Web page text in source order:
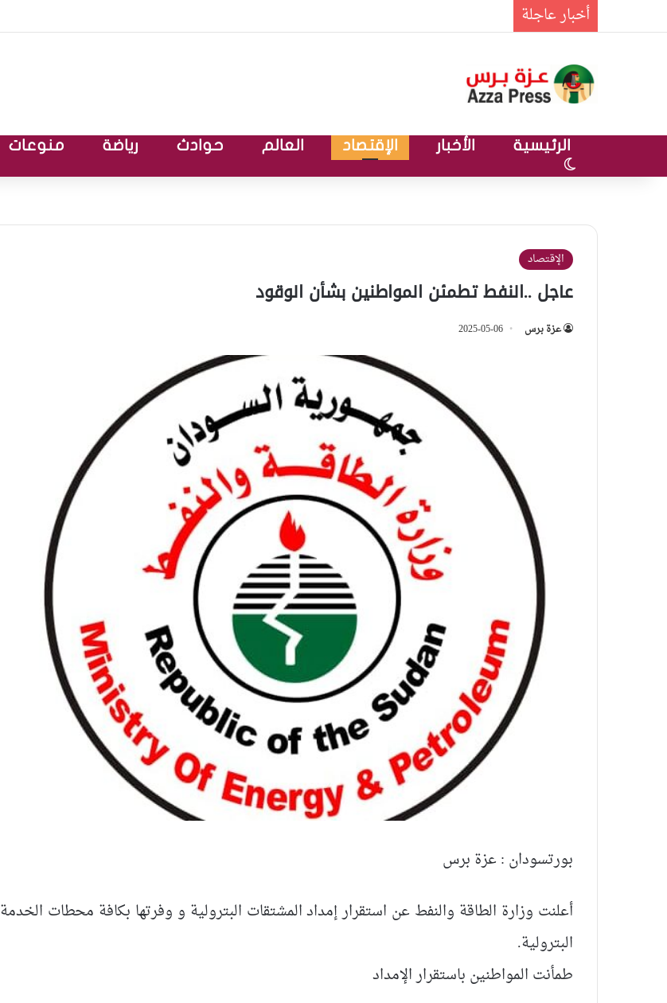
أخبار عاجلة
الرئيسية الأخبار الإقتصاد العالم حوادث رياضة منوعات
الوضع المظلم
الإقتصاد
عاجل ..النفط تطمئن المواطنين بشأن الوقود
عزة برس 2025-05-06
بورتسودان : عزة برس
أعلنت وزارة الطاقة والنفط عن استقرار إمداد المشتقات البترولية و وفرتها بكافة محطات الخدمة
البترولية.
طمأنت المواطنين باستقرار الإمداد